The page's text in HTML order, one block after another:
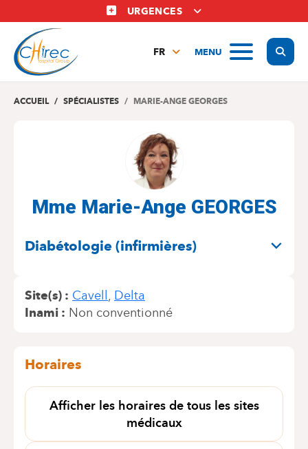
au
contenu
principal
URGENCES
MENU
FR
EN
ACCUEIL SPÉCIALISTES MARIE-ANGE GEORGES
Mme Marie-Ange GEORGES
Diabétologie (infirmières)
Site(s) Cavell
Delta
Inami
Non conventionné
Horaires
Afficher les horaires de tous les sites
médicaux